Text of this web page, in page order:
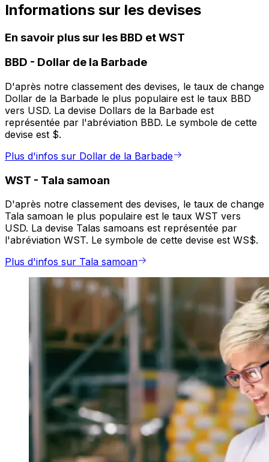
Informations sur les devises
En savoir plus sur les BBD et WST
BBD - Dollar de la Barbade
D'après notre classement des devises, le taux de change
Dollar de la Barbade le plus populaire est le taux BBD
vers USD. La devise Dollars de la Barbade est
représentée par l'abréviation BBD. Le symbole de cette
devise est $.
Plus d'infos sur Dollar de la Barbade
WST - Tala samoan
D'après notre classement des devises, le taux de change
Tala samoan le plus populaire est le taux WST vers
USD. La devise Talas samoans est représentée par
l'abréviation WST. Le symbole de cette devise est WS$.
Plus d'infos sur Tala samoan